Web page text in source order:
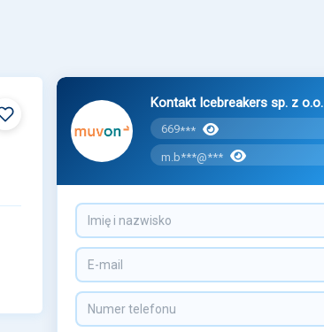
Kontakt Icebreakers sp. z o.o.
669***
m.b***@***